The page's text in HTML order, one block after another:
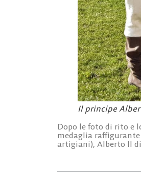
Il principe
Dopo le foto di rito e
medaglia raffigurante
artigiani), Alberto II